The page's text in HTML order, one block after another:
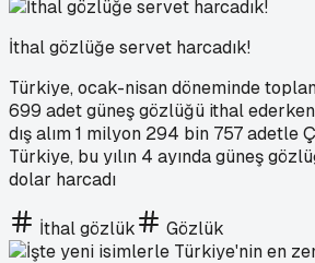
İthal gözlüğe servet harcadık!
Türkiye, ocak-nisan döneminde
699 adet güneş gözlüğü ithal
dış alım 1 milyon 294 bin 757 adetle
Türkiye, bu yılın 4 ayında güneş
dolar harcadı
İthal gözlük Gözlük